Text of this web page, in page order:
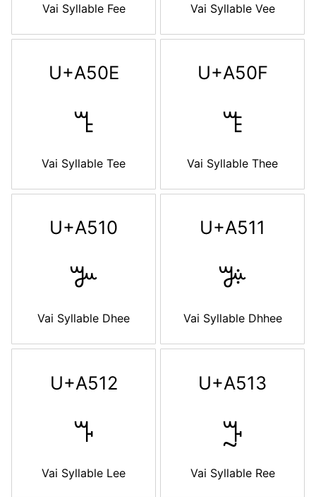
Vai Syllable Fee Vai Syllable Vee
U+A50E
ꔎ
Vai Syllable Tee
U+A50F
ꔏ
Vai Syllable Thee
U+A510
ꔐ
Vai Syllable Dhee
U+A511
ꔑ
Vai Syllable Dhhee
U+A512
ꔒ
Vai Syllable Lee
U+A513
ꔓ
Vai Syllable Ree